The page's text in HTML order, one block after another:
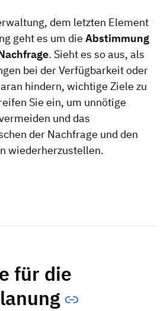
dem letzten Element
geht es um die Abstimmung
. Sieht es so aus, als
bei der Verfügbarkeit oder
hindern, wichtige Ziele zu
Sie ein, um unnötige
und das
der Nachfrage und den
wiederherzustellen.
für die